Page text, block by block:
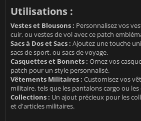
Utilisations :
Vestes et Blousons : Personnalisez vos
cuir, ou vestes de vol avec ce patch
Sacs à Dos et Sacs : Ajoutez une touche
sacs de sport, ou sacs de voyage.
Casquettes et Bonnets : Ornez vos
patch pour un style personnalisé.
Vêtements Militaires : Customisez vos
militaire, tels que les pantalons cargo ou
Collections : Un ajout précieux pour les
et d'articles militaires.